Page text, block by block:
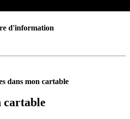
d'information
dans mon cartable
cartable